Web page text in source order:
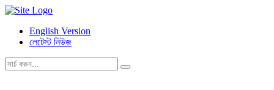
English Version
লেটেস্ট নিউজ